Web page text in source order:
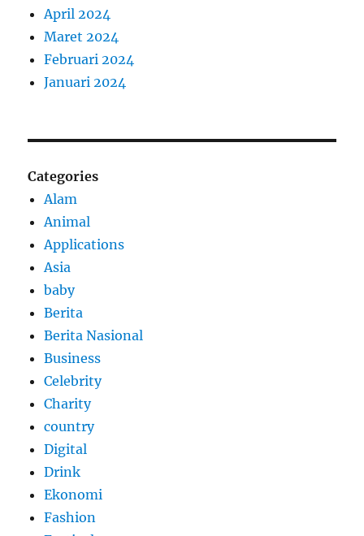
April 2024
Maret 2024
Februari 2024
Januari 2024
Categories
Alam
Animal
Applications
Asia
baby
Berita
Berita Nasional
Business
Celebrity
Charity
country
Digital
Drink
Ekonomi
Fashion